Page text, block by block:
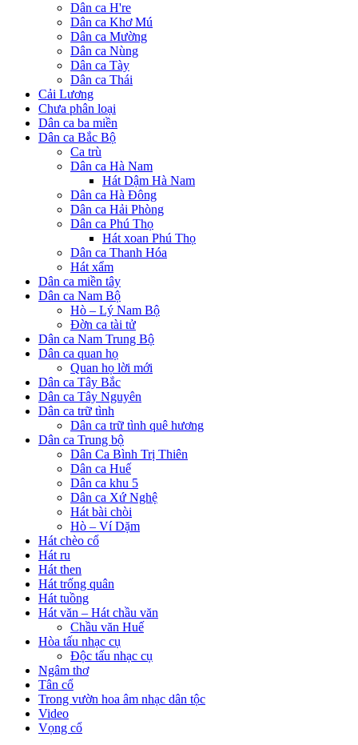
Dân ca H're
Dân ca Khơ Mú
Dân ca Mường
Dân ca Nùng
Dân ca Tày
Dân ca Thái
Cải Lương
Chưa phân loại
Dân ca ba miền
Dân ca Bắc Bộ
Ca trù
Dân ca Hà Nam
Hát Dậm Hà Nam
Dân ca Hà Đông
Dân ca Hải Phòng
Dân ca Phú Thọ
Hát xoan Phú Thọ
Dân ca Thanh Hóa
Hát xẩm
Dân ca miền tây
Dân ca Nam Bộ
Hò – Lý Nam Bộ
Đờn ca tài tử
Dân ca Nam Trung Bộ
Dân ca quan họ
Quan họ lời mới
Dân ca Tây Bắc
Dân ca Tây Nguyên
Dân ca trữ tình
Dân ca trữ tình quê hương
Dân ca Trung bộ
Dân Ca Bình Trị Thiên
Dân ca Huế
Dân ca khu 5
Dân ca Xứ Nghệ
Hát bài chòi
Hò – Ví Dặm
Hát chèo cổ
Hát ru
Hát then
Hát trống quân
Hát tuồng
Hát văn – Hát chầu văn
Chầu văn Huế
Hòa tấu nhạc cụ
Độc tấu nhạc cụ
Ngâm thơ
Tân cổ
Trong vườn hoa âm nhạc dân tộc
Video
Vọng cổ